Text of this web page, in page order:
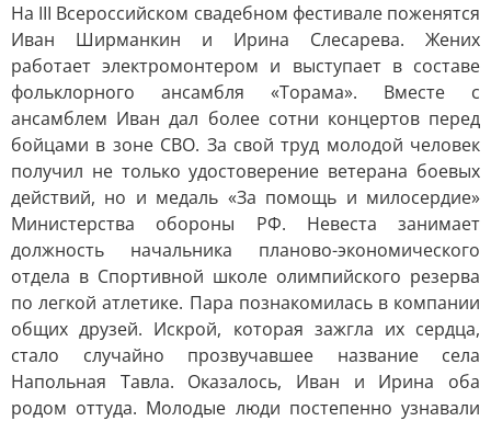
На III Всероссийском свадебном фестивале поженятся
Иван Ширманкин и Ирина Слесарева. Жених
работает электромонтером и выступает в составе
фольклорного ансамбля «Торама». Вместе с
ансамблем Иван дал более сотни концертов перед
бойцами в зоне СВО. За свой труд молодой человек
получил не только удостоверение ветерана боевых
действий, но и медаль «За помощь и милосердие»
Министерства обороны РФ. Невеста занимает
должность начальника планово-экономического
отдела в Спортивной школе олимпийского резерва
по легкой атлетике. Пара познакомилась в компании
общих друзей. Искрой, которая зажгла их сердца,
стало случайно прозвучавшее название села
Напольная Тавла. Оказалось, Иван и Ирина оба
родом оттуда. Молодые люди постепенно узнавали